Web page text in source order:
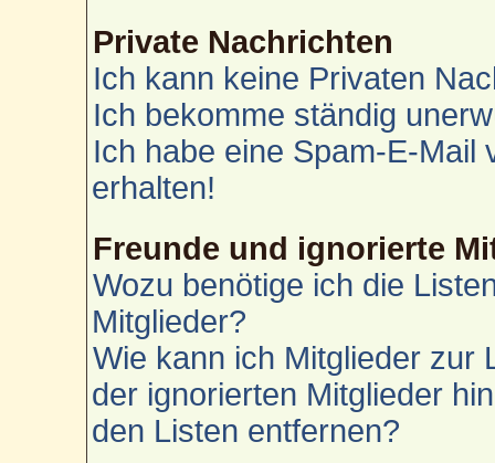
Private Nachrichten
Ich kann keine Privaten
Ich bekomme ständig
Ich habe eine Spam-E-Mail
erhalten!
Freunde und ignorierte
Wozu benötige ich die
Mitglieder?
Wie kann ich Mitglieder zur
der ignorierten Mitglieder
den Listen entfernen?